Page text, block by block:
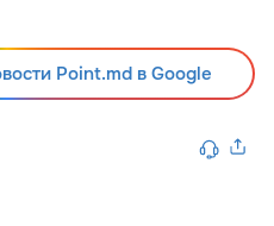
Point.md в Google